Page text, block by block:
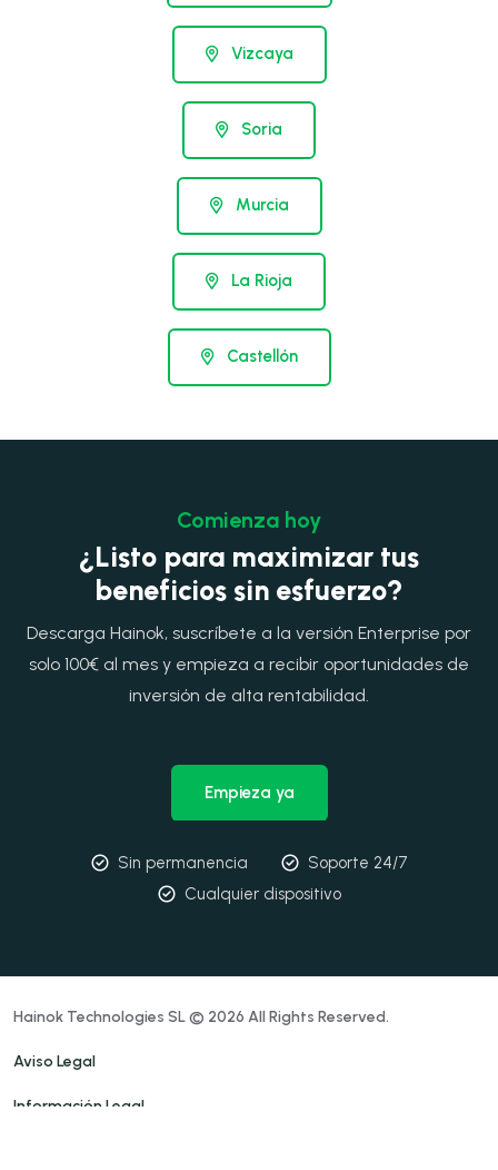
Vizcaya
Soria
Murcia
La Rioja
Castellón
Comienza hoy
¿Listo para maximizar tus
beneficios sin esfuerzo?
Descarga Hainok, suscríbete a la versión Enterprise por
solo 100€ al mes y empieza a recibir oportunidades de
inversión de alta rentabilidad.
Empieza ya
Sin permanencia
Soporte 24/7
Cualquier dispositivo
Hainok Technologies SL © 2026 All Rights Reserved.
Aviso Legal
Información Legal